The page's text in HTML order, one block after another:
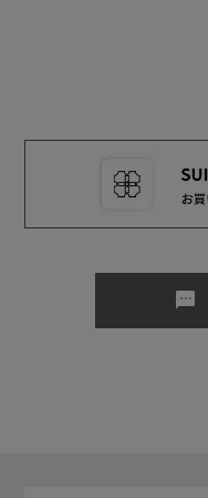
sms